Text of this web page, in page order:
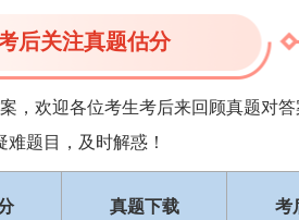
后关注真题估分
，欢迎各位考生考后来回顾真题对
题目，及时解惑！
真题下载 考